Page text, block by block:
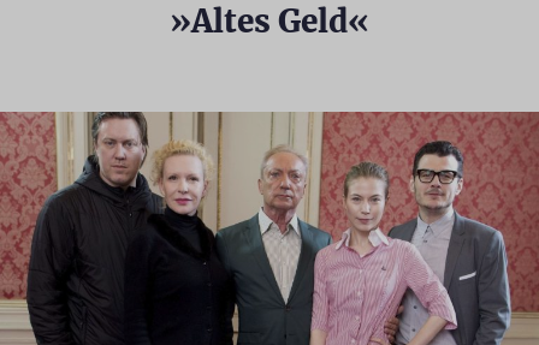
»Altes Geld«